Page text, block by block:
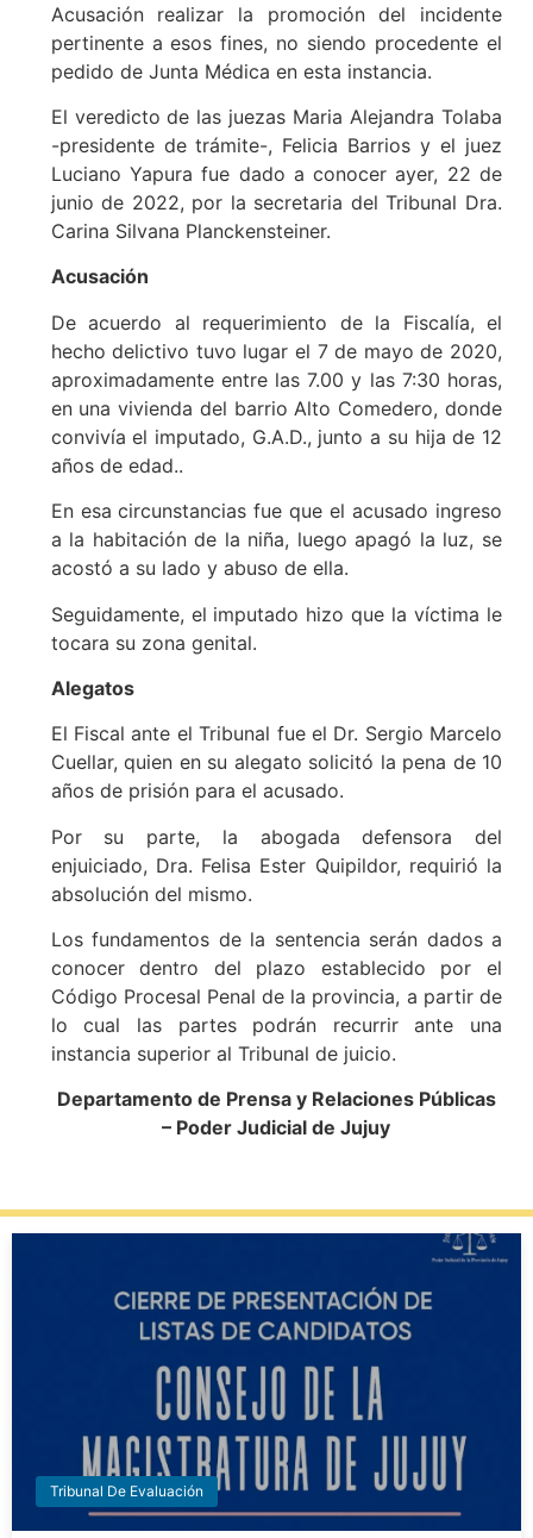
Acusación realizar la promoción del incidente
pertinente a esos fines, no siendo procedente el
pedido de Junta Médica en esta instancia.
El veredicto de las juezas Maria Alejandra Tolaba
-presidente de trámite-, Felicia Barrios y el juez
Luciano Yapura fue dado a conocer ayer, 22 de
junio de 2022, por la secretaria del Tribunal Dra.
Carina Silvana Planckensteiner.
Acusación
De acuerdo al requerimiento de la Fiscalía, el
hecho delictivo tuvo lugar el 7 de mayo de 2020,
aproximadamente entre las 7.00 y las 7:30 horas,
en una vivienda del barrio Alto Comedero, donde
convivía el imputado, G.A.D., junto a su hija de 12
años de edad..
En esa circunstancias fue que el acusado ingreso
a la habitación de la niña, luego apagó la luz, se
acostó a su lado y abuso de ella.
Seguidamente, el imputado hizo que la víctima le
tocara su zona genital.
Alegatos
El Fiscal ante el Tribunal fue el Dr. Sergio Marcelo
Cuellar, quien en su alegato solicitó la pena de 10
años de prisión para el acusado.
Por su parte, la abogada defensora del
enjuiciado, Dra. Felisa Ester Quipildor, requirió la
absolución del mismo.
Los fundamentos de la sentencia serán dados a
conocer dentro del plazo establecido por el
Código Procesal Penal de la provincia, a partir de
lo cual las partes podrán recurrir ante una
instancia superior al Tribunal de juicio.
Departamento de Prensa y Relaciones Públicas
– Poder Judicial de Jujuy
Tribunal De Evaluación